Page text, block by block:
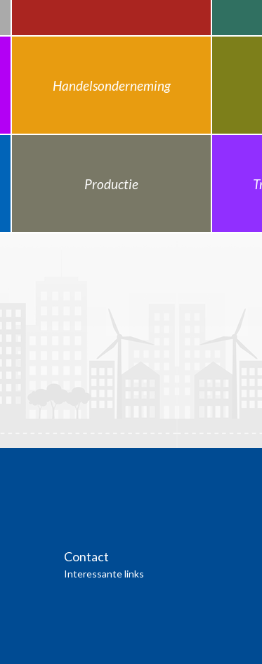
Handelsonderneming
Productie
Contact
Interessante links